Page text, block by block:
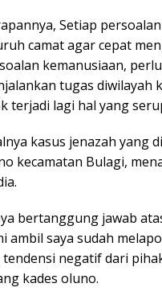
Setiap
camat agar cepat
kemanusiaan,
tugas diwilayah
terjadi lagi hal yang
kasus jenazah yang
kecamatan Bulagi,
bertanggung jawab
ambil saya sudah
tendensi negatif dari
kades oluno.